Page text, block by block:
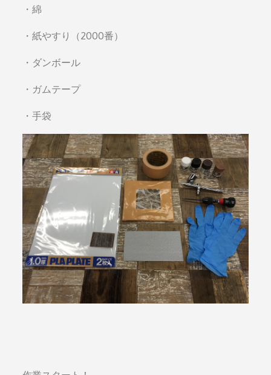
・綿
・紙やすり（2000番）
・ダンボール
・ガムテープ
・手袋